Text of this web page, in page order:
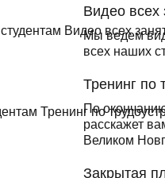
Видео всех
Мы ведем
всех наших
Тренинг по
По
расскажет
Великом
Закрытая
Мы используемcookiesи
удобным, быстрым и
Продолжая, вы